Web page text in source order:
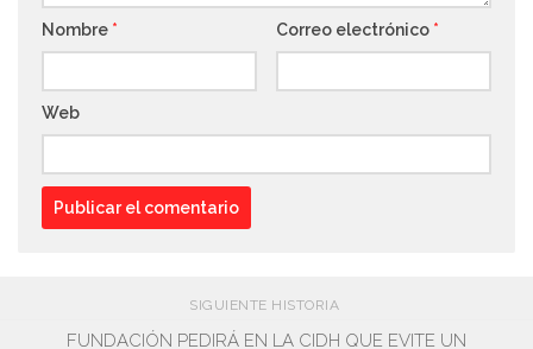
Nombre * Correo electrónico *
Web
SIGUIENTE HISTORIA
FUNDACIÓN PEDIRÁ EN LA CIDH QUE EVITE UN